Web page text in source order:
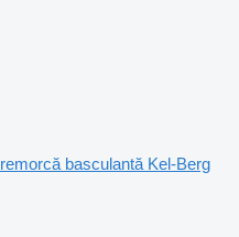
basculantă Kel-Berg